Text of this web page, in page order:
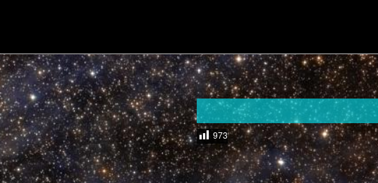
principal
swaruufr
973